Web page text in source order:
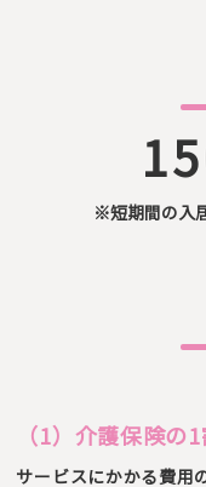
※短期間の入
（1）介護保険の
サービスにかかる費用